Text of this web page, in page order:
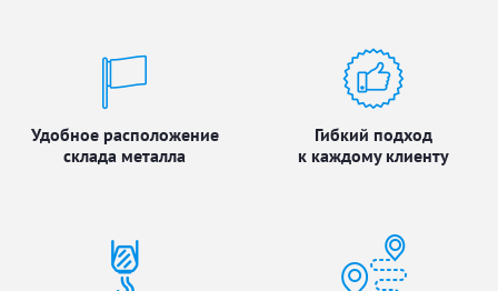
Удобное расположение
склада металла
Гибкий подход
к каждому клиенту